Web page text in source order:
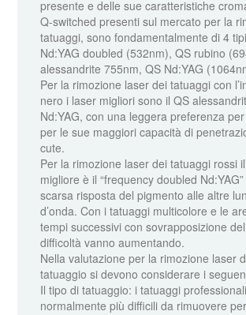
presente e delle sue caratteristiche
Q-switched presenti sul mercato per la
tatuaggi, sono fondamentalmente di 4
Nd:YAG doubled (532nm), QS rubino
alessandrite 755nm, QS Nd:YAG
Per la rimozione laser dei tatuaggi con
nero i laser migliori sono il QS
Nd:YAG, con una leggera preferenza per
per le sue maggiori capacità di
cute.
Per la rimozione laser dei tatuaggi rossi
migliore è il “frequency doubled
scarsa risposta del pigmento alle altre
d’onda. Con i tatuaggi multicolore e le
tempi successivi con sovrapposizione
difficoltà vanno aumentando.
Nella valutazione per la rimozione laser
tatuaggio si devono considerare i
Il tipo di tatuaggio: i tatuaggi
normalmente più difficili da rimuovere